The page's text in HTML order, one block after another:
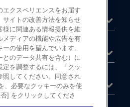
エクスペリエンスをお届す
サイトの改善方法を知らせ
様に関連ある情報提供を維
メディアの機能や広告を有
の使用を望んでいます。
とのデータ共有を含む）に
定を調整するには、「クッ
照してください。同意され
、必要なクッキーのみを使
] をクリックしてくださ